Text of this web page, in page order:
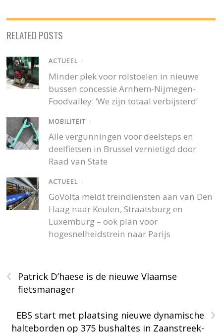
RELATED POSTS
ACTUEEL /
Minder plek voor rolstoelen in nieuwe
bussen concessie Arnhem-Nijmegen-
Foodvalley: ‘We zijn totaal verbijsterd’
MOBILITEIT /
Alle vergunningen voor deelsteps en
deelfietsen in Brussel vernietigd door
Raad van State
ACTUEEL /
GoVolta meldt treindiensten aan van Den
Haag naar Keulen, Straatsburg en
Luxemburg – ook plan voor
hogesnelheidstrein naar Parijs
‹
Patrick D’haese is de nieuwe Vlaamse
fietsmanager
›
EBS start met plaatsing nieuwe dynamische
halteborden op 375 bushaltes in Zaanstreek-